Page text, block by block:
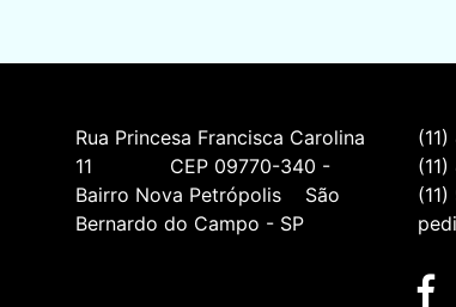
Rua Princesa Francisca Carolina
11             CEP 09770-340 -
Bairro Nova Petrópolis    São
Bernardo do Campo - SP